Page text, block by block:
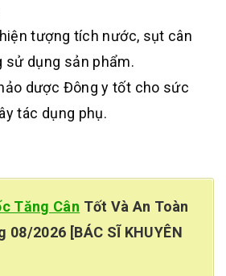
tượng tích nước, sụt cân
sử dụng sản phẩm.
dược Đông y tốt cho sức
tác dụng phụ.
Tăng Cân Tốt Và An Toàn
08/2026 [BÁC SĨ KHUYÊN